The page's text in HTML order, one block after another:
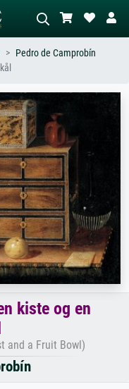
scenen – for eksempel grønn
abstrakt med mye rødt, mørkt
stående akt ved et tre.
Pedro de Camprobín
kiste og en
and a Fruit Bowl)